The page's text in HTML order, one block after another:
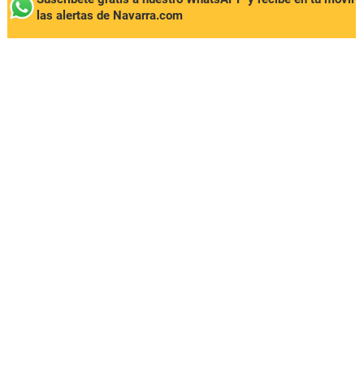
las alertas de Navarra.com